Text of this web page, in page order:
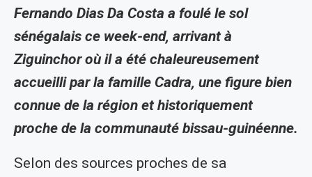
Fernando Dias Da Costa a foulé le sol
sénégalais ce week-end, arrivant à
Ziguinchor où il a été chaleureusement
accueilli par la famille Cadra, une figure bien
connue de la région et historiquement
proche de la communauté bissau-guinéenne.
Selon des sources proches de sa